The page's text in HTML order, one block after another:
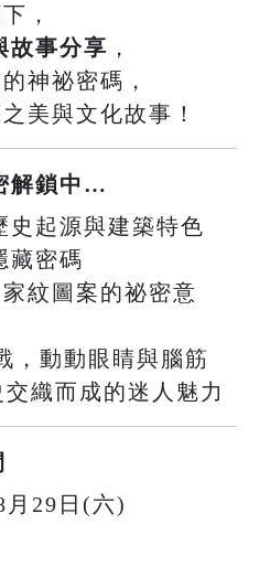
，
故事分享 ，
神祕密碼，
美與文化故事！
解鎖中…
起源與建築特色
藏密碼
紋圖案的祕密意
，動動眼睛與腦筋
織而成的迷人魅力
29日(六)